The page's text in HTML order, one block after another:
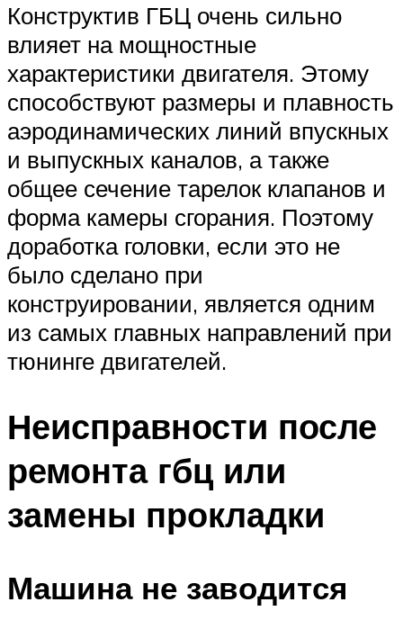
Конструктив ГБЦ очень сильно
влияет на мощностные
характеристики двигателя. Этому
способствуют размеры и плавность
аэродинамических линий впускных
и выпускных каналов, а также
общее сечение тарелок клапанов и
форма камеры сгорания. Поэтому
доработка головки, если это не
было сделано при
конструировании, является одним
из самых главных направлений при
тюнинге двигателей.
Неисправности после
ремонта гбц или
замены прокладки
Машина не заводится